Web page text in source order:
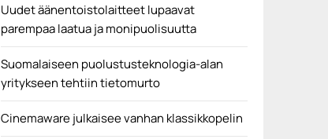
Uudet äänentoistolaitteet lupaavat
parempaa laatua ja monipuolisuutta
Suomalaiseen puolustusteknologia-alan
yritykseen tehtiin tietomurto
Cinemaware julkaisee vanhan klassikkopelin